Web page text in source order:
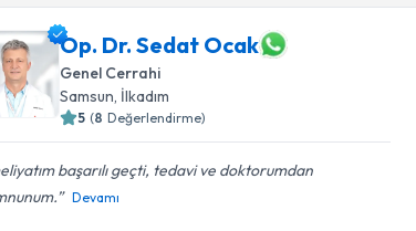
Op. Dr. Sedat Ocak
Genel Cerrahi
Samsun, İlkadım
5 (8 Değerlendirme)
başarılı geçti, tedavi ve doktorumdan
Devamı